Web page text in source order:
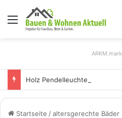
Menü
Startseite /altersgerechte Bäder